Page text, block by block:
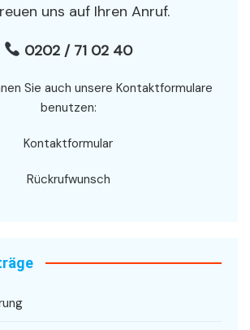
uns auf Ihren Anruf.
0202 / 71 02 40
Sie auch unsere Kontaktformulare
benutzen:
Kontaktformular
Rückrufwunsch